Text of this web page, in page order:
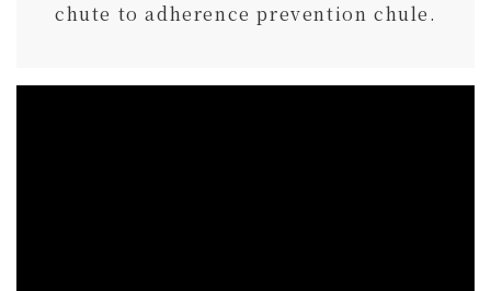
chute to adherence prevention chule.